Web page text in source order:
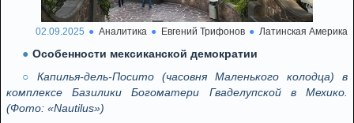
02.09.2025 Аналитика Евгений Трифонов Латинская Америка
Особенности мексиканской демократии
Капилья-дель-Посито (часовня Маленького колодца) в
комплексе Базилики Богоматери Гваделупской в ​​Мехико.
(Фото: «Nautilus»)